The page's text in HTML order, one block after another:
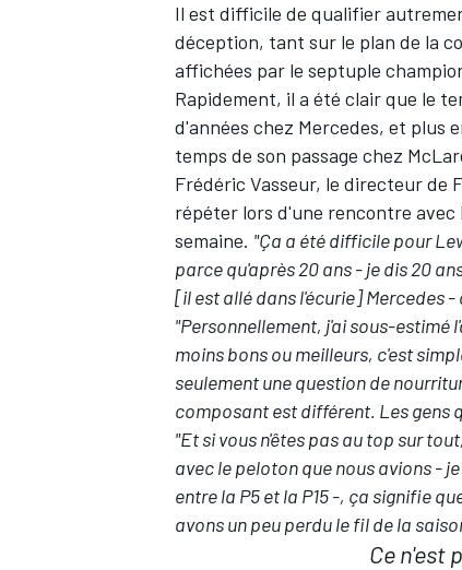
WEC
Il est difficile de qualifier
déception, tant sur le plan de la
affichées par le septuple
Rapidement, il a été clair que le
d'années chez Mercedes, et plus
temps de son passage chez
Frédéric Vasseur, le directeur de
répéter lors d'une rencontre
semaine. "Ça a été difficile pour
parce qu'après 20 ans - je dis 20
[il est allé dans l'écurie] Mercedes
"Personnellement, j'ai sous-estimé
moins bons ou meilleurs, c'est
seulement une question de
composant est différent. Les gens
"Et si vous n'êtes pas au top sur
avec le peloton que nous avions -
entre la P5 et la P15 -, ça signifie
avons un peu perdu le fil de la
Ce n'est